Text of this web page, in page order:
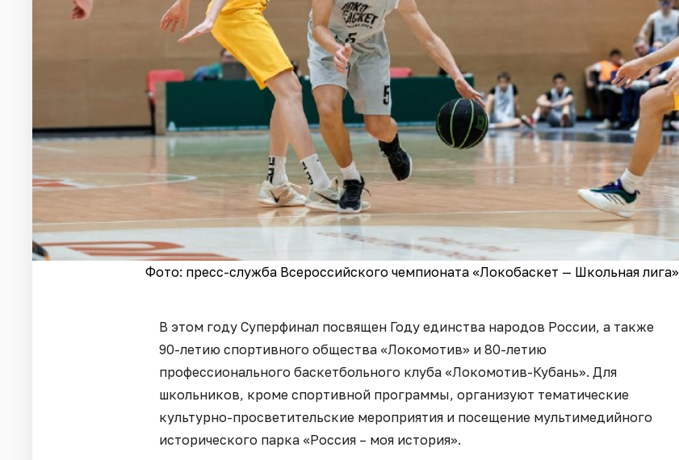
Фото: пресс-служба Всероссийского чемпионата «Локобаскет — Школьная лига»
В этом году Суперфинал посвящен Году единства народов России, а также
90-летию спортивного общества «Локомотив» и 80-летию
профессионального баскетбольного клуба «Локомотив-Кубань». Для
школьников, кроме спортивной программы, организуют тематические
культурно-просветительские мероприятия и посещение мультимедийного
исторического парка «Россия – моя история».